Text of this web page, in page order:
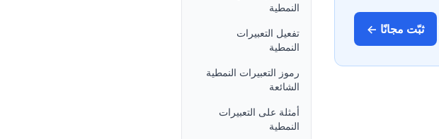
ثبّت مجانًا ←
النمطية
تفعيل التعبيرات
النمطية
رموز التعبيرات النمطية
الشائعة
أمثلة على التعبيرات
النمطية